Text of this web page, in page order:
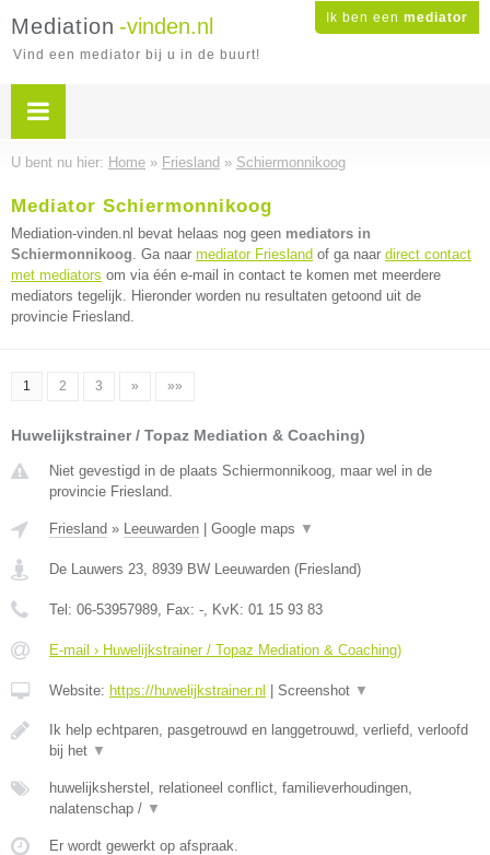
Ik ben een mediator
Mediation -vinden.nl
Vind een mediator bij u in de buurt!
U bent nu hier: Home » Friesland » Schiermonnikoog
Mediator Schiermonnikoog
Mediation-vinden.nl bevat helaas nog geen mediators in
Schiermonnikoog. Ga naar mediator Friesland of ga naar direct contact
met mediators om via één e-mail in contact te komen met meerdere
mediators tegelijk. Hieronder worden nu resultaten getoond uit de
provincie Friesland.
1 2 3 » »»
Huwelijkstrainer / Topaz Mediation & Coaching)
Niet gevestigd in de plaats Schiermonnikoog, maar wel in de
provincie Friesland.
Friesland » Leeuwarden Google maps ▼
De Lauwers 23, 8939 BW Leeuwarden (Friesland)
Tel: 06-53957989, Fax: -, KvK: 01 15 93 83
E-mail › Huwelijkstrainer / Topaz Mediation & Coaching)
Website: https://huwelijkstrainer.nl Screenshot ▼
Ik help echtparen, pasgetrouwd en langgetrouwd, verliefd, verloofd
bij het ▼
huwelijksherstel, relationeel conflict, familieverhoudingen,
nalatenschap / ▼
Er wordt gewerkt op afspraak.